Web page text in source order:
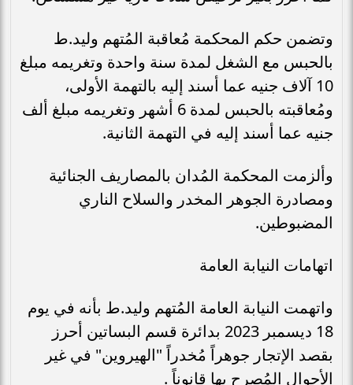
وتضمن حكم المحكمة مُعاقبة المُتهم وليد.ط
بالحبس مع الشغل لمدة سنة واحدة وتغريمه مبلغ
10 آلاف جنيه عما أسند إليه بالتهمة الأولى،
ومُعاقبته بالحبس لمدة 6 أشهر وتغريمه مبلغ ألف
جنيه عما أسند إليه في التهمة الثانية.
وألزمت المحكمة المُدان بالمصاريف الجنائية
ومصادرة الجوهر المخدر والسلاح الناري
المضبوطين.
اتهامات النيابة العامة
واتهمت النيابة العامة المُتهم وليد.ط بأنه في يوم
18 ديسمبر 2023 بدائرة قسم البساتين أحرز
بقصد الإتجار جوهراً مُخدراً "الهيروين" في غير
الأحوال المُصرح بها قانوناً .